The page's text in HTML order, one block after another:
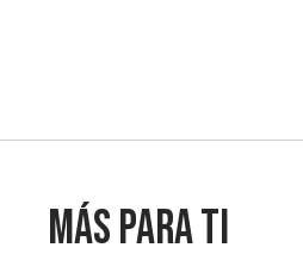
Más para ti